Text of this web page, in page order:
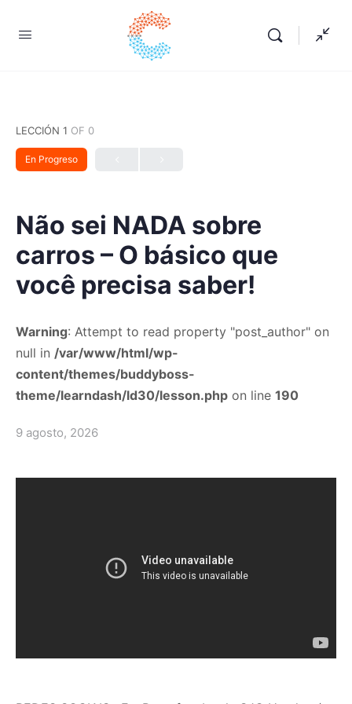
LECCIÓN 1 OF 0
En Progreso
Não sei NADA sobre
carros – O básico que
você precisa saber!
Warning: Attempt to read property "post_author" on
null in /var/www/html/wp-
content/themes/buddyboss-
theme/learndash/ld30/lesson.php on line 190
9 agosto, 2026